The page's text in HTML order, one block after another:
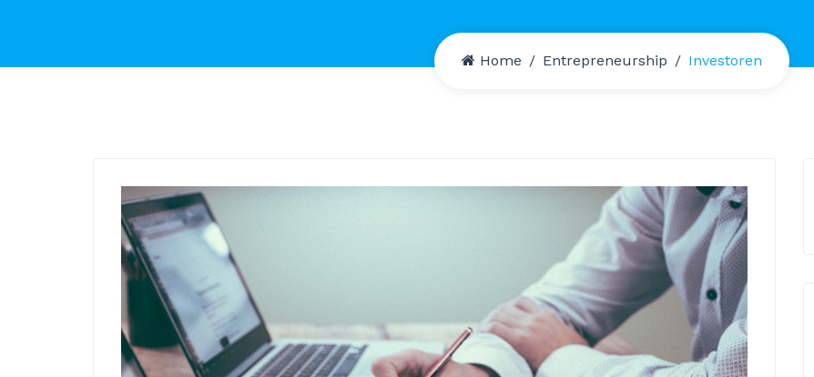
Home Entrepreneurship Investoren